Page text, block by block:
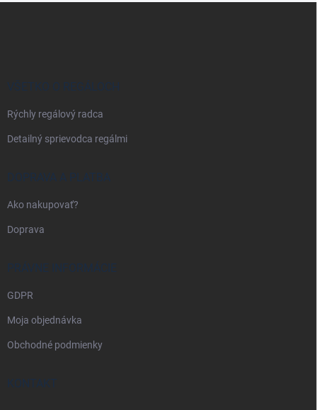
VŠETKO O REGÁLOCH
Rýchly regálový radca
Detailný sprievodca regálmi
DOPRAVA A PLATBA
Ako nakupovať?
Doprava
PRÁVNE INFORMÁCIE
GDPR
Moja objednávka
Obchodné podmienky
KONTAKT